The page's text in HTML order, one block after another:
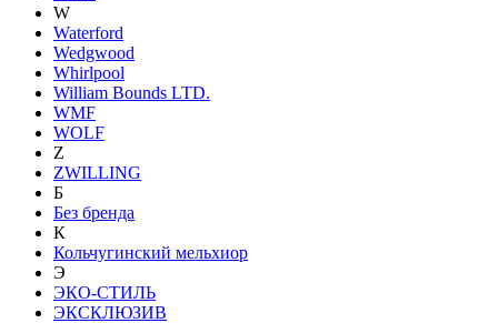
W
Waterford
Wedgwood
Whirlpool
William Bounds LTD.
WMF
WOLF
Z
ZWILLING
Б
Без бренда
К
Кольчугинский мельхиор
Э
ЭКО-СТИЛЬ
ЭКСКЛЮЗИВ